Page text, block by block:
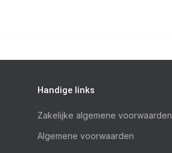
Handige links
Zakelijke algemene voorwaarden
Algemene voorwaarden